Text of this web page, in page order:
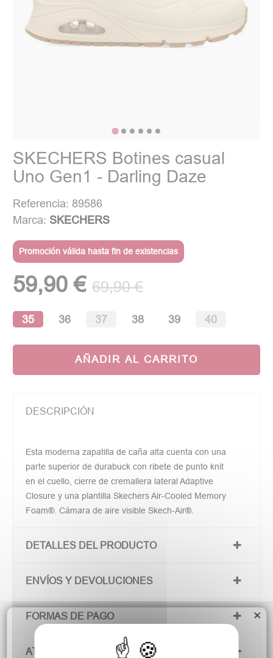
SKECHERS Botines casual
Uno Gen1 - Darling Daze
Referencia: 89586
Marca: SKECHERS
Promoción válida hasta fin de existencias
59,90 € 69,90 €
35 36 37 38 39 40
AÑADIR AL CARRITO
DESCRIPCIÓN
Esta moderna zapatilla de caña alta cuenta con una
parte superior de durabuck con ribete de punto knit
en el cuello, cierre de cremallera lateral Adaptive
Closure y una plantilla Skechers Air-Cooled Memory
Foam®. Cámara de aire visible Skech-Air®.
DETALLES DEL PRODUCTO
ENVÍOS Y DEVOLUCIONES
FORMAS DE PAGO
ATENCIÓN AL CLIENTE
×